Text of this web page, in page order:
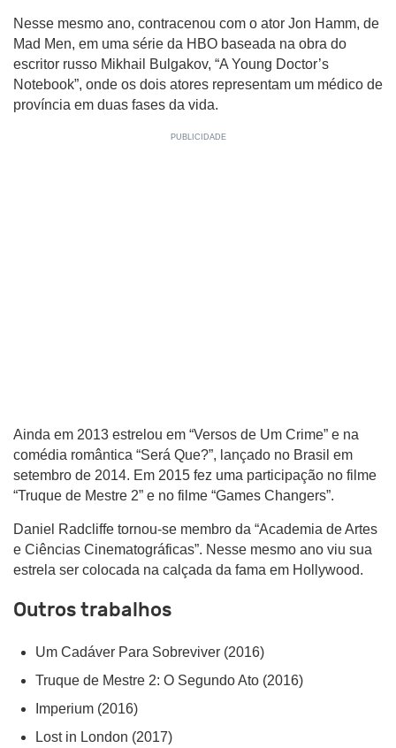
Nesse mesmo ano, contracenou com o ator Jon Hamm, de
Mad Men, em uma série da HBO baseada na obra do
escritor russo Mikhail Bulgakov, “A Young Doctor’s
Notebook”, onde os dois atores representam um médico de
província em duas fases da vida.
Ainda em 2013 estrelou em “Versos de Um Crime” e na
comédia romântica “Será Que?”, lançado no Brasil em
setembro de 2014. Em 2015 fez uma participação no filme
“Truque de Mestre 2” e no filme “Games Changers”.
Daniel Radcliffe tornou-se membro da “Academia de Artes
e Ciências Cinematográficas”. Nesse mesmo ano viu sua
estrela ser colocada na calçada da fama em Hollywood.
Outros trabalhos
Um Cadáver Para Sobreviver (2016)
Truque de Mestre 2: O Segundo Ato (2016)
Imperium (2016)
Lost in London (2017)